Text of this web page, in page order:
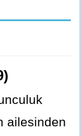
ailesinden